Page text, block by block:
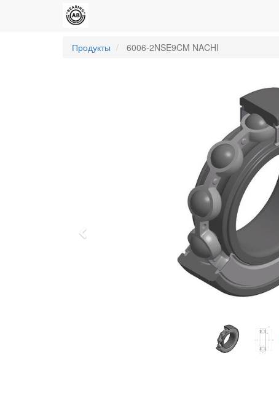
Продукты 6006-2NSE9CM NACHI